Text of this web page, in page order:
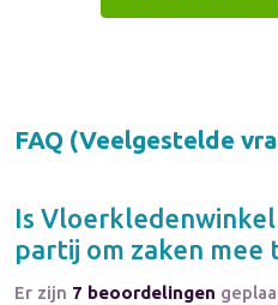
FAQ (Veelgestelde
Is Vloerkledenwinkel
partij om zaken mee
Er zijn 7 beoordelingen